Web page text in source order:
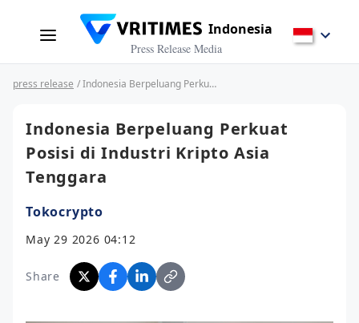
Indonesia
Press Release Media
press release / Indonesia Berpeluang Perkuat Posisi di Industri Kripto Asia Tenggara
Indonesia Berpeluang Perkuat
Posisi di Industri Kripto Asia
Tenggara
Tokocrypto
May 29 2026 04:12
Share